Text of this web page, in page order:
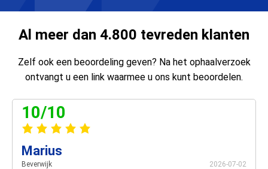
Al meer dan 4.800 tevreden klanten
Zelf ook een beoordeling geven? Na het ophaalverzoek
ontvangt u een link waarmee u ons kunt beoordelen.
10/10
Marius
Beverwijk 2026-07-02